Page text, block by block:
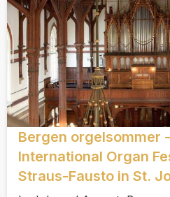
Bergen orgelsommer
International Organ
Straus-Fausto in St.